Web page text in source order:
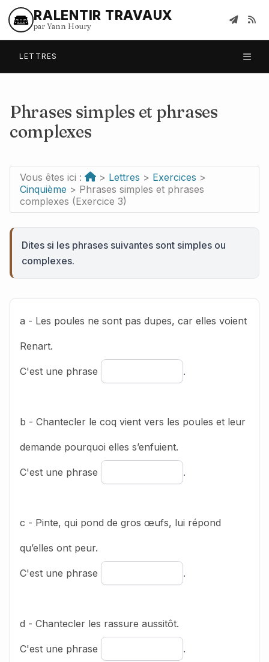
RALENTIR TRAVAUX
par Yann Houry
LETTRES
Phrases simples et phrases
complexes
Vous êtes ici : > Lettres > Exercices >
Cinquième > Phrases simples et phrases
complexes (Exercice 3)
Dites si les phrases suivantes sont simples ou
complexes.
a - Les poules ne sont pas dupes, car elles voient
Renart.
C'est une phrase .
b - Chantecler le coq vient vers les poules et leur
demande pourquoi elles s’enfuient.
C'est une phrase .
c - Pinte, qui pond de gros œufs, lui répond
qu’elles ont peur.
C'est une phrase .
d - Chantecler les rassure aussitôt.
C'est une phrase .